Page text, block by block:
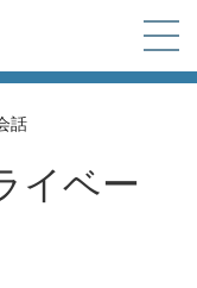
話
イベー